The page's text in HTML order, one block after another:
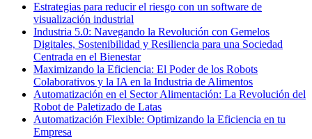
Estrategias para reducir el riesgo con un software de
visualización industrial
Industria 5.0: Navegando la Revolución con Gemelos
Digitales, Sostenibilidad y Resiliencia para una Sociedad
Centrada en el Bienestar
Maximizando la Eficiencia: El Poder de los Robots
Colaborativos y la IA en la Industria de Alimentos
Automatización en el Sector Alimentación: La Revolución del
Robot de Paletizado de Latas
Automatización Flexible: Optimizando la Eficiencia en tu
Empresa